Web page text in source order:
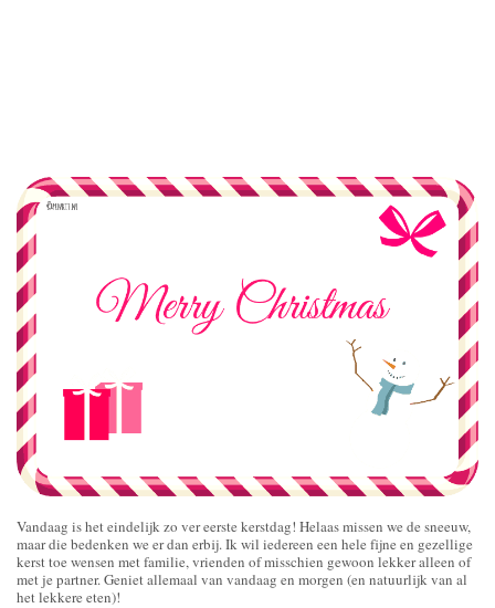
Vandaag is het eindelijk zo ver eerste kerstdag! Helaas missen we de sneeuw,
maar die bedenken we er dan erbij. Ik wil iedereen een hele fijne en gezellige
kerst toe wensen met familie, vrienden of misschien gewoon lekker alleen of
met je partner. Geniet allemaal van vandaag en morgen (en natuurlijk van al
het lekkere eten)!